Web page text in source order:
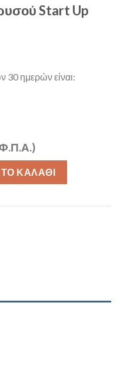
Start Up
30 ημερών είναι:
ποσότητα
ΚΑΛΆΘΙ